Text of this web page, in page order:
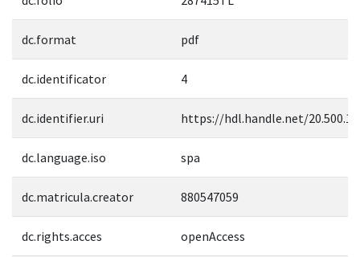
dc.format pdf
dc.identificator 4
dc.identifier.uri https://hdl.handle.net/
dc.language.iso spa
dc.matricula.creator 880547059
dc.rights.acces openAccess